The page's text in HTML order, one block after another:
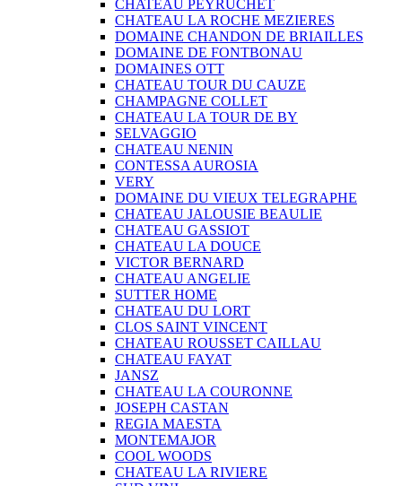
CHATEAU PEYRUCHET
CHATEAU LA ROCHE MEZIERES
DOMAINE CHANDON DE BRIAILLES
DOMAINE DE FONTBONAU
DOMAINES OTT
CHATEAU TOUR DU CAUZE
CHAMPAGNE COLLET
CHATEAU LA TOUR DE BY
SELVAGGIO
CHATEAU NENIN
CONTESSA AUROSIA
VERY
DOMAINE DU VIEUX TELEGRAPHE
CHATEAU JALOUSIE BEAULIE
CHATEAU GASSIOT
CHATEAU LA DOUCE
VICTOR BERNARD
CHATEAU ANGELIE
SUTTER HOME
CHATEAU DU LORT
CLOS SAINT VINCENT
CHATEAU ROUSSET CAILLAU
CHATEAU FAYAT
JANSZ
CHATEAU LA COURONNE
JOSEPH CASTAN
REGIA MAESTA
MONTEMAJOR
COOL WOODS
CHATEAU LA RIVIERE